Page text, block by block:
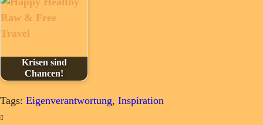
Krisen sind
Chancen!
Tags: Eigenverantwortung, Inspiration